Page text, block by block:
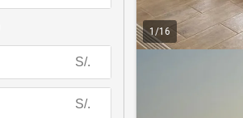
1 /16